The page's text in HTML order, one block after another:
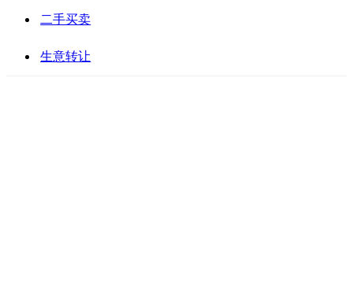
二手买卖
生意转让